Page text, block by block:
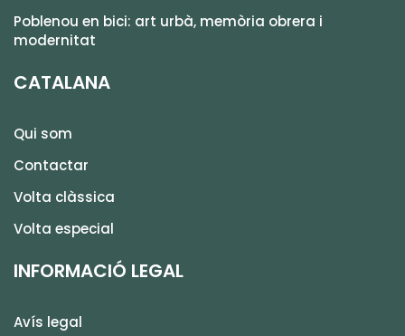
Poblenou en bici: art urbà, memòria obrera i
modernitat
CATALANA
Qui som
Contactar
Volta clàssica
Volta especial
INFORMACIÓ LEGAL
Avís legal